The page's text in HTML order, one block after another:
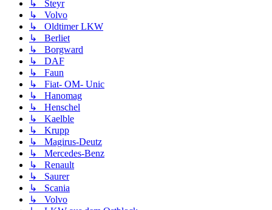
↳ Steyr
↳ Volvo
↳ Oldtimer LKW
↳ Berliet
↳ Borgward
↳ DAF
↳ Faun
↳ Fiat- OM- Unic
↳ Hanomag
↳ Henschel
↳ Kaelble
↳ Krupp
↳ Magirus-Deutz
↳ Mercedes-Benz
↳ Renault
↳ Saurer
↳ Scania
↳ Volvo